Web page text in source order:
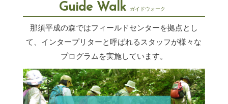
Guide Walk ガイドウォーク
那須平成の森ではフィールドセンターを拠点とし
て、インタープリターと呼ばれるスタッフが様々な
プログラムを実施しています。